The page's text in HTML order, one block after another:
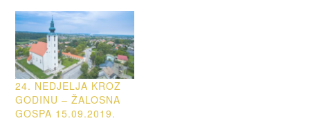
24. NEDJELJA KROZ
GODINU – ŽALOSNA
GOSPA 15.09.2019.